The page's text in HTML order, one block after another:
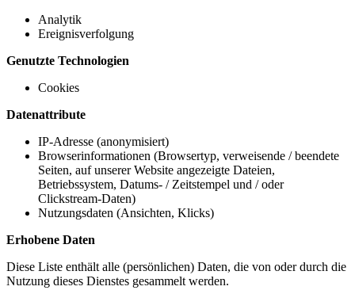
Analytik
Ereignisverfolgung
Genutzte Technologien
Cookies
Datenattribute
IP-Adresse (anonymisiert)
Browserinformationen (Browsertyp, verweisende / beendete
Seiten, auf unserer Website angezeigte Dateien,
Betriebssystem, Datums- / Zeitstempel und / oder
Clickstream-Daten)
Nutzungsdaten (Ansichten, Klicks)
Erhobene Daten
Diese Liste enthält alle (persönlichen) Daten, die von oder durch die
Nutzung dieses Dienstes gesammelt werden.